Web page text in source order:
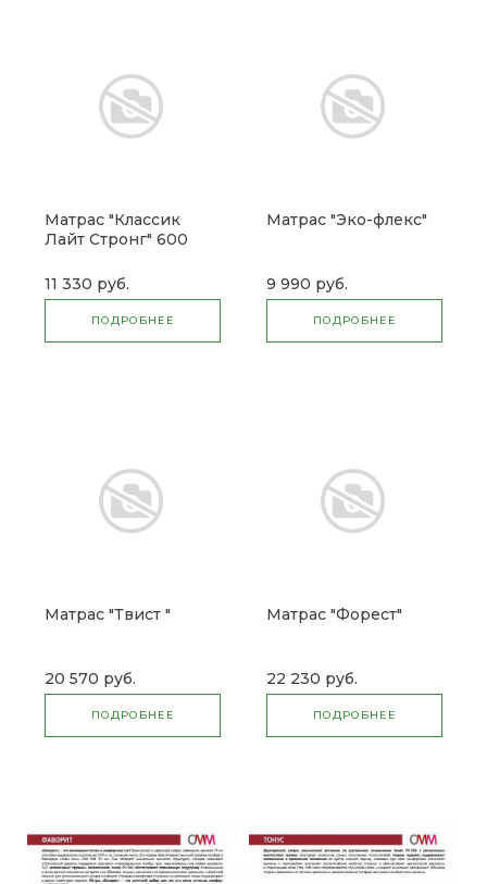
Матрас "Классик
Лайт Стронг" 600
11 330 руб.
ПОДРОБНЕЕ
Матрас "Эко-флекс"
9 990 руб.
ПОДРОБНЕЕ
Матрас "Твист "
20 570 руб.
ПОДРОБНЕЕ
Матрас "Форест"
22 230 руб.
ПОДРОБНЕЕ